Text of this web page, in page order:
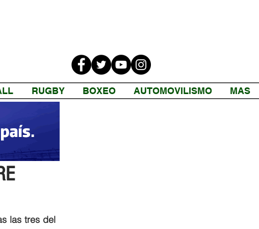
RUGBY BOXEO AUTOMOVILISMO MAS
las tres del